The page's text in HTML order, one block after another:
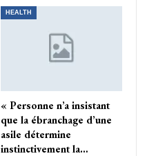
HEALTH
« Personne n’a insistant
que la ébranchage d’une
asile détermine
instinctivement la…